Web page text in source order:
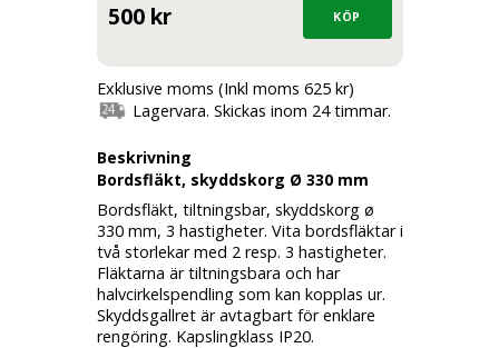
500 kr
Exklusive moms (Inkl moms 625 kr)
Lagervara. Skickas inom 24 timmar.
Beskrivning
Bordsfläkt, skyddskorg Ø 330 mm
Bordsfläkt, tiltningsbar, skyddskorg ø
330 mm, 3 hastigheter. Vita bordsfläktar i
två storlekar med 2 resp. 3 hastigheter.
Fläktarna är tiltningsbara och har
halvcirkelspendling som kan kopplas ur.
Skyddsgallret är avtagbart för enklare
rengöring. Kapslingklass IP20.